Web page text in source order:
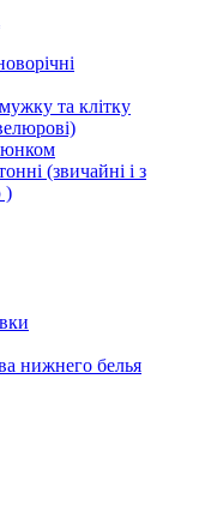
та клітку
(звичайні і з
)
нижнего белья